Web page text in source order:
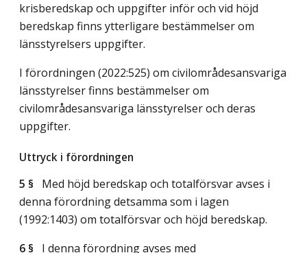
krisberedskap och uppgifter inför och vid höjd
beredskap finns ytterligare bestämmelser om
länsstyrelsers uppgifter.
I förordningen (2022:525) om civilområdesansvariga
länsstyrelser finns bestämmelser om
civilområdesansvariga länsstyrelser och deras
uppgifter.
Uttryck i förordningen
5 § Med höjd beredskap och totalförsvar avses i
denna förordning detsamma som i lagen
(1992:1403) om totalförsvar och höjd beredskap.
6 § I denna förordning avses med